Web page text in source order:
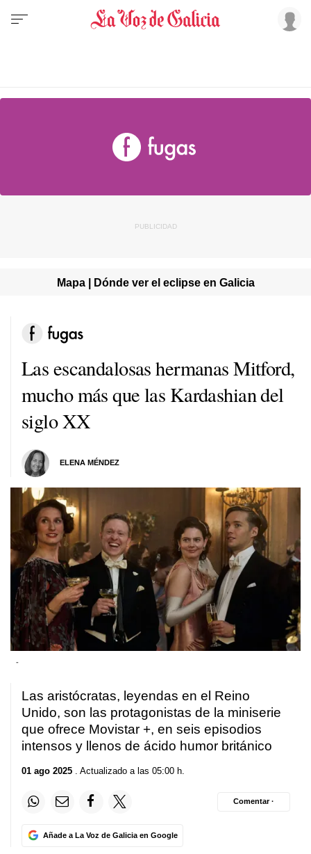
Mapa | Dónde ver el eclipse en Galicia
Las escandalosas hermanas Mitford,
mucho más que las Kardashian del
siglo XX
ELENA MÉNDEZ
-
Las aristócratas, leyendas en el Reino
Unido, son las protagonistas de la miniserie
que ofrece Movistar +, en seis episodios
intensos y llenos de ácido humor británico
01 ago 2025 . Actualizado a las 05:00 h.
Añade a La Voz de Galicia en Google
Comentar ·